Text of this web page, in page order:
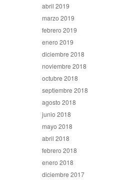
abril 2019
marzo 2019
febrero 2019
enero 2019
diciembre 2018
noviembre 2018
octubre 2018
septiembre 2018
agosto 2018
junio 2018
mayo 2018
abril 2018
febrero 2018
enero 2018
diciembre 2017